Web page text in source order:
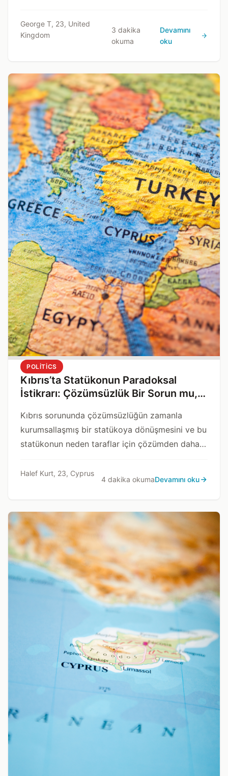
George T, 23, United
Kingdom
3 dakika
okuma
Devamını
oku
POLITICS
Kıbrıs’ta Statükonun Paradoksal
İstikrarı: Çözümsüzlük Bir Sorun mu,
Kıbrıs sorununda çözümsüzlüğün zamanla
kurumsallaşmış bir statükoya dönüşmesini ve bu
statükonun neden taraflar için çözümden daha
Halef Kurt, 23, Cyprus
4 dakika okumaDevamını oku